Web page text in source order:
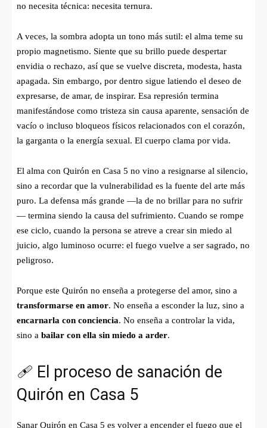
no necesita técnica: necesita ternura.
A veces, la sombra adopta un tono más sutil: el alma teme su
propio magnetismo. Siente que su brillo puede despertar
envidia o rechazo, así que se vuelve discreta, modesta, hasta
apagada. Sin embargo, por dentro sigue latiendo el deseo de
expresarse, de amar, de inspirar. Esa represión termina
manifestándose como tristeza sin causa aparente, sensación de
vacío o incluso bloqueos físicos relacionados con el corazón,
la garganta o la energía sexual. El cuerpo clama por vida.
El alma con Quirón en Casa 5 no vino a resignarse al silencio,
sino a recordar que la vulnerabilidad es la fuente del arte más
puro. La defensa más grande —la de no brillar para no sufrir
— termina siendo la causa del sufrimiento. Cuando se rompe
ese ciclo, cuando la persona se atreve a crear sin miedo al
juicio, algo luminoso ocurre: el fuego vuelve a ser sagrado, no
peligroso.
Porque este Quirón no enseña a protegerse del amor, sino a
transformarse en amor. No enseña a esconder la luz, sino a
encarnarla con conciencia. No enseña a controlar la vida,
sino a bailar con ella sin miedo a arder.
🩹 El proceso de sanación de
Quirón en Casa 5
Sanar Quirón en Casa 5 es volver a encender el fuego que el